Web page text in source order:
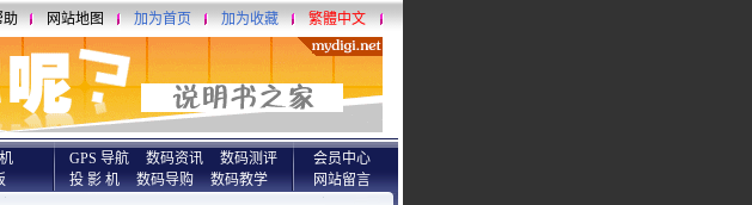
助 网站地图 加为首页 加为收藏 繁體中文
GPS 导航 数码资讯
数码测评
投 影 机
数码导购 数码教学
会员中心
网站留言